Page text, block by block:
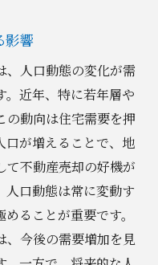
動産売却を実現す
手続き
るためのステップ
備
る
を築く
影響
、人口動態の変化が需
。近年、特に若年層や
の動向は住宅需要を押
口が増えることで、地
て不動産売却の好機が
人口動態は常に変動す
ることが重要です。
、今後の需要増加を見